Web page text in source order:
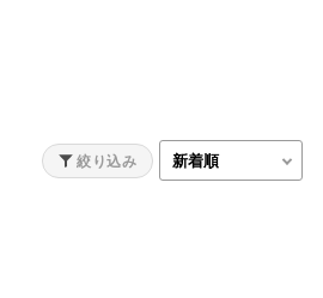
絞り込み